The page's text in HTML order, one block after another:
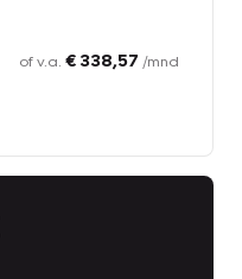
of v.a. € 338,57 /mnd